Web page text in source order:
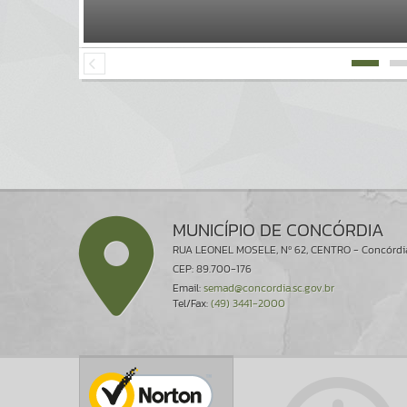
MUNICÍPIO DE CONCÓRDIA
RUA LEONEL MOSELE, Nº 62, CENTRO -
CEP: 89.700-176
Email:semad@concordia.sc.gov.br
Tel/Fax:(49) 3441-2000